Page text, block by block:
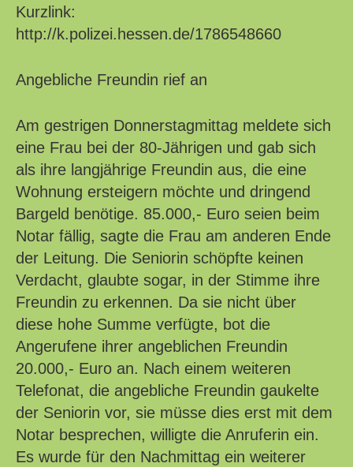
Kurzlink:
http://k.polizei.hessen.de/1786548660
Angebliche Freundin rief an
Am gestrigen Donnerstagmittag meldete sich
eine Frau bei der 80-Jährigen und gab sich
als ihre langjährige Freundin aus, die eine
Wohnung ersteigern möchte und dringend
Bargeld benötige. 85.000,- Euro seien beim
Notar fällig, sagte die Frau am anderen Ende
der Leitung. Die Seniorin schöpfte keinen
Verdacht, glaubte sogar, in der Stimme ihre
Freundin zu erkennen. Da sie nicht über
diese hohe Summe verfügte, bot die
Angerufene ihrer angeblichen Freundin
20.000,- Euro an. Nach einem weiteren
Telefonat, die angebliche Freundin gaukelte
der Seniorin vor, sie müsse dies erst mit dem
Notar besprechen, willigte die Anruferin ein.
Es wurde für den Nachmittag ein weiterer